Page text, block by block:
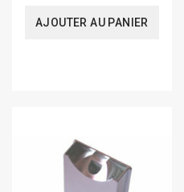
AJOUTER AU PANIER